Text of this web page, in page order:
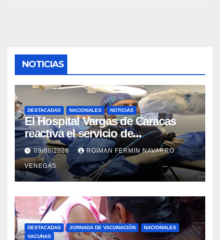
NOTICIAS
DESTACADAS NACIONALES NOTICIAS
El Hospital Vargas de Caracas
reactiva el servicio de
Colangiopancreatografía
Retrógrada Endoscópica para
beneficiar a cientos de pacientes
09/08/2026 ROIMAN FERMIN NAVARRO
VENEGAS
DESTACADAS JORNADA DE VACUNACIÓN
NACIONALES
VACUNAS